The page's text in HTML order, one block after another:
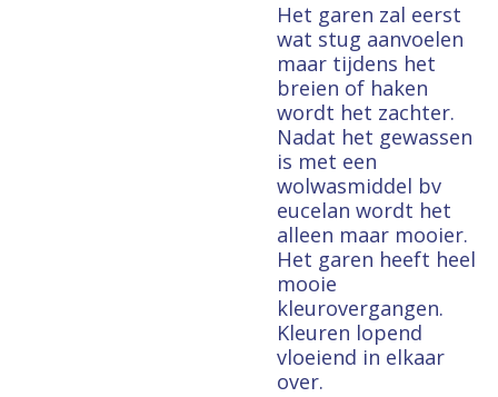
Het garen zal eerst
wat stug aanvoelen
maar tijdens het
breien of haken
wordt het zachter.
Nadat het gewassen
is met een
wolwasmiddel bv
eucelan wordt het
alleen maar mooier.
Het garen heeft heel
mooie
kleurovergangen.
Kleuren lopend
vloeiend in elkaar
over.